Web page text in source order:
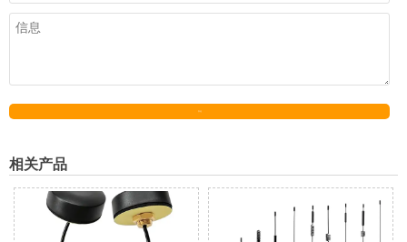
相关产品